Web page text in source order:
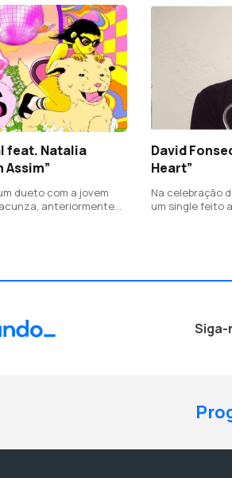
feat. Natalia
Assim”
dueto com a jovem
anteriormente
David
Heart”
Na celebração
um single feito
Siga-